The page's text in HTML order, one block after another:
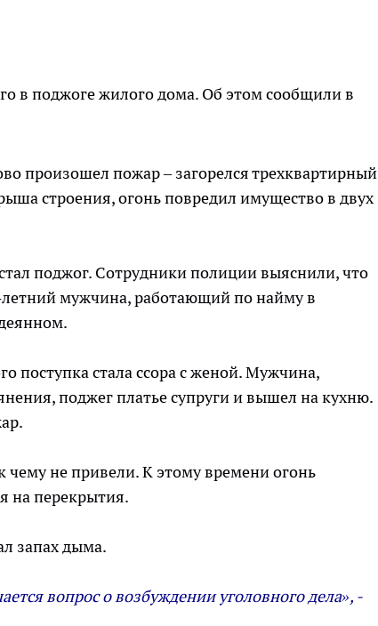
в поджоге жилого дома. Об этом сообщили в
произошел пожар – загорелся трехквартирный
строения, огонь повредил имущество в двух
поджог. Сотрудники полиции выяснили, что
мужчина, работающий по найму в
поступка стала ссора с женой. Мужчина,
поджег платье супруги и вышел на кухню.
не привели. К этому времени огонь
на перекрытия.
запах дыма.
вопрос о возбуждении уголовного дела», -